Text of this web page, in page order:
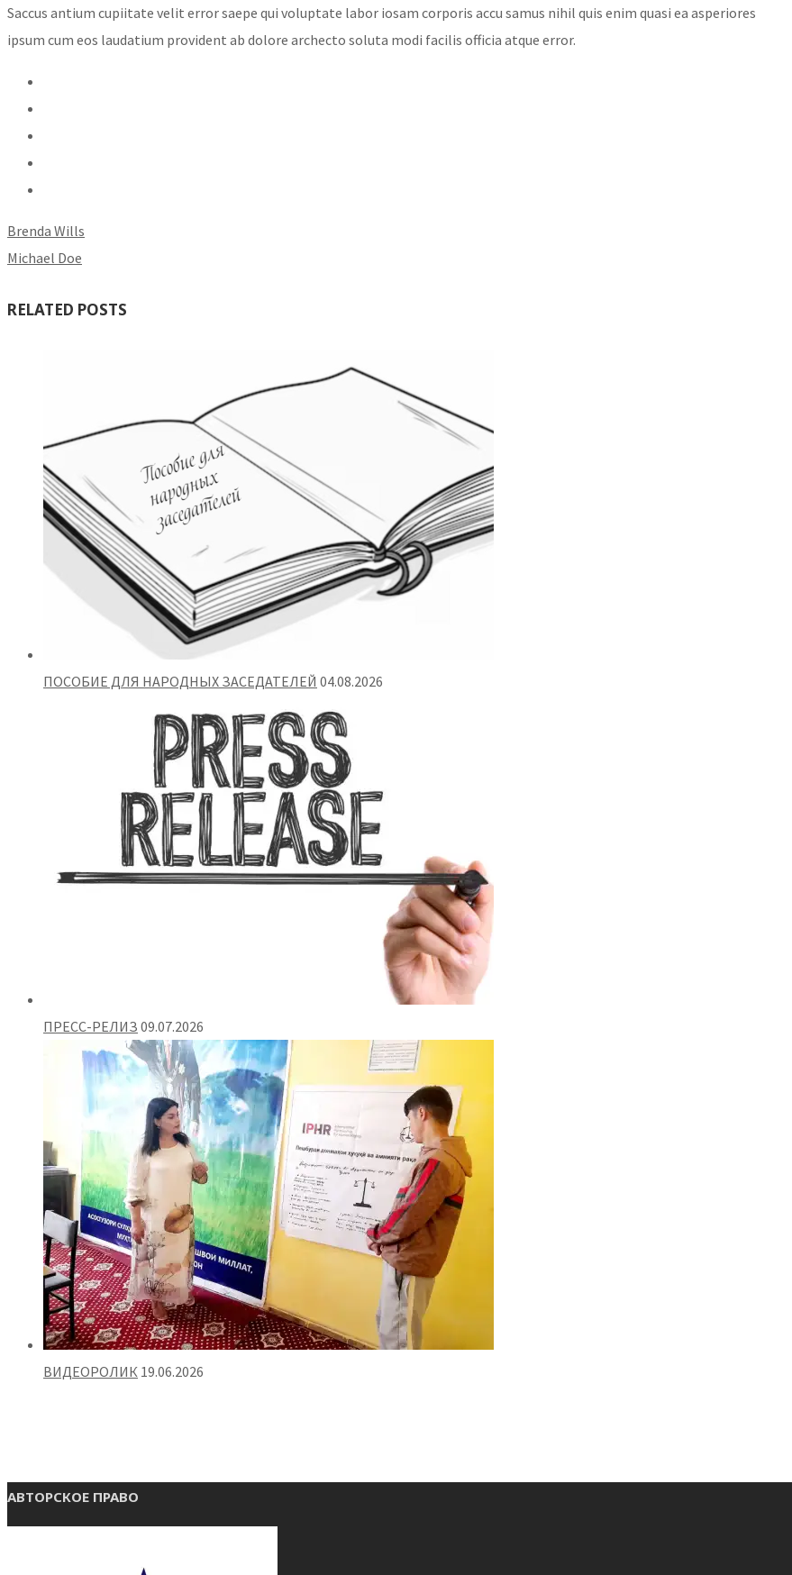
Saccus antium cupiitate velit error saepe qui voluptate labor iosam corporis accu samus nihil quis enim quasi ea asperiores
ipsum cum eos laudatium provident ab dolore archecto soluta modi facilis officia atque error.
Brenda Wills
Michael Doe
RELATED POSTS
ПОСОБИЕ ДЛЯ НАРОДНЫХ ЗАСЕДАТЕЛЕЙ 04.08.2026
ПРЕСС-РЕЛИЗ 09.07.2026
ВИДЕОРОЛИК 19.06.2026
АВТОРСКОЕ ПРАВО